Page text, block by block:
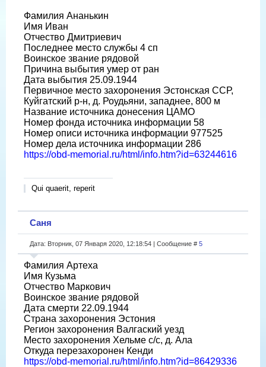
Фамилия Ананькин
Имя Иван
Отчество Дмитриевич
Последнее место службы 4 сп
Воинское звание рядовой
Причина выбытия умер от ран
Дата выбытия 25.09.1944
Первичное место захоронения Эстонская ССР,
Куйгатский р-н, д. Роудьяни, западнее, 800 м
Название источника донесения ЦАМО
Номер фонда источника информации 58
Номер описи источника информации 977525
Номер дела источника информации 286
https://obd-memorial.ru/html/info.htm?id=63244616
Qui quaerit, reperit
Саня
Дата: Вторник, 07 Января 2020, 12:18:54 | Сообщение # 5
Фамилия Артеха
Имя Кузьма
Отчество Маркович
Воинское звание рядовой
Дата смерти 22.09.1944
Страна захоронения Эстония
Регион захоронения Валгаский уезд
Место захоронения Хельме с/с, д. Ала
Откуда перезахоронен Кенди
https://obd-memorial.ru/html/info.htm?id=86429336